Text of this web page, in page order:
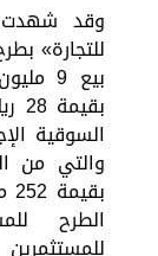
وقد شهدت
بيع 9
والتي من
الطرح